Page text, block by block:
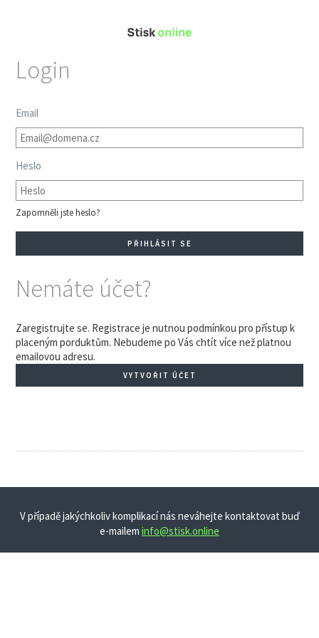
Login
Email
Heslo
Zapomněli jste heslo?
Nemáte účet?
Zaregistrujte se. Registrace je nutnou podmínkou pro přístup k
placeným porduktům. Nebudeme po Vás chtít více než platnou
emailovou adresu.
VYTVOŘIT ÚČET
V případě jakýchkoliv komplikací nás neváhejte kontaktovat buď
e-mailem info@stisk.online